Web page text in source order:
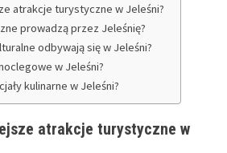
atrakcje turystyczne w Jeleśni?
prowadzą przez Jeleśnię?
odbywają się w Jeleśni?
w Jeleśni?
kulinarne w Jeleśni?
atrakcje turystyczne w